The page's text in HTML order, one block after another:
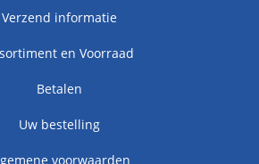
Verzend informatie
en Voorraad
Betalen
Uw bestelling
voorwaarden